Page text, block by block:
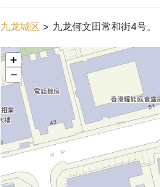
九龙城区 > 九龙何文田常和街4号。